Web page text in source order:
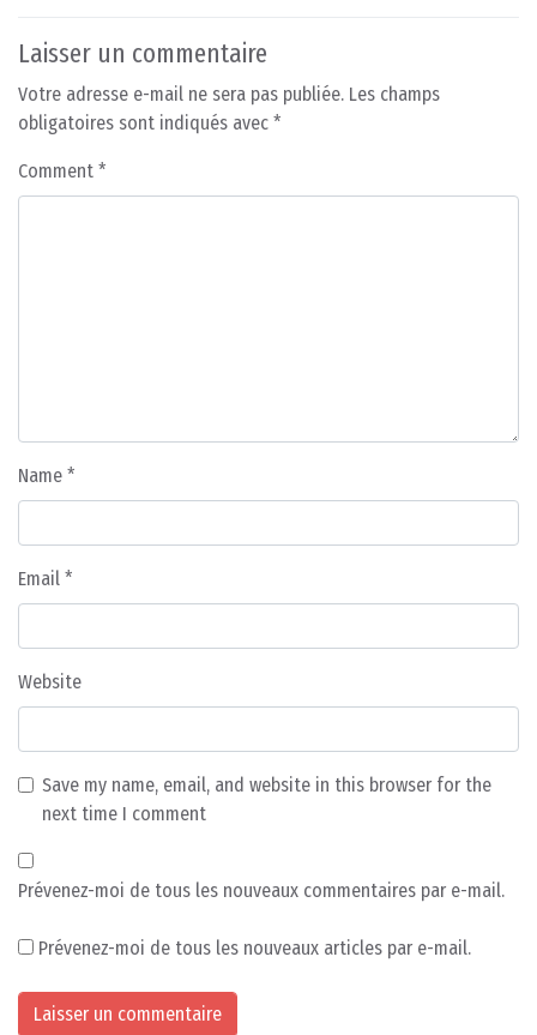
Laisser un commentaire
Votre adresse e-mail ne sera pas publiée. Les champs
obligatoires sont indiqués avec *
Comment *
Name *
Email *
Website
Save my name, email, and website in this browser for the
next time I comment
Prévenez-moi de tous les nouveaux commentaires par e-mail.
Prévenez-moi de tous les nouveaux articles par e-mail.